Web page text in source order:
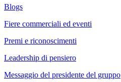
Blogs
Fiere commerciali ed eventi
Premi e riconoscimenti
Leadership di pensiero
Messaggio del presidente del gruppo